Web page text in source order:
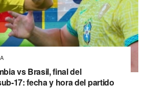
vs Brasil, final del
17: fecha y hora del partido